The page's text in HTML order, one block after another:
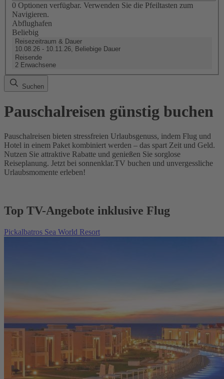
0 Optionen verfügbar. Verwenden Sie die Pfeiltasten zum
Navigieren.
Abflughafen
Beliebig
Reisezeitraum & Dauer
10.08.26 - 10.11.26, Beliebige Dauer
Reisende
2 Erwachsene
Suchen
Pauschalreisen günstig buchen
Pauschalreisen bieten stressfreien Urlaubsgenuss, indem Flug und
Hotel in einem Paket kombiniert werden – das spart Zeit und Geld.
Nutzen Sie attraktive Rabatte und genießen Sie sorglose
Reiseplanung. Jetzt bei sonnenklar.TV buchen und unvergessliche
Urlaubsmomente erleben!
Top TV-Angebote inklusive Flug
Pickalbatros Sea World Resort